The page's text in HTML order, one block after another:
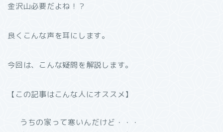
金沢山必要だよね！？
良くこんな声を耳にします。
今回は、こんな疑問を解説します。
【この記事はこんな人にオススメ】
うちの家って寒いんだけど・・・